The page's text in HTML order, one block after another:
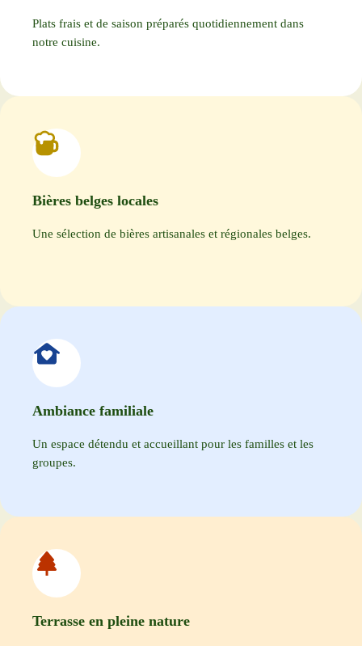
Plats frais et de saison préparés quotidiennement dans
notre cuisine.
Bières belges locales
Une sélection de bières artisanales et régionales belges.
Ambiance familiale
Un espace détendu et accueillant pour les familles et les
groupes.
Terrasse en pleine nature